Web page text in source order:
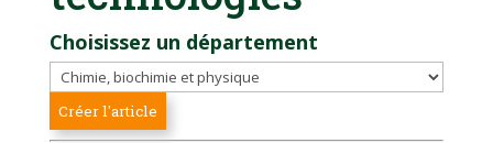
Choisissez un département